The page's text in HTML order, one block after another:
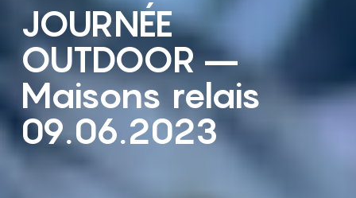
JOURNÉE
OUTDOOR –
Maisons relais
09.06.2023